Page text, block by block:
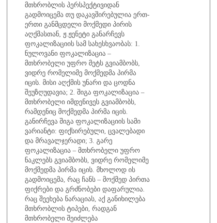
მთხრობლის პერსპექტივიდან
გადმოიცემა თუ დაკავშირებულია ერთ-
ერთი განმცდელი მოქმედი პირის
აღქმასთან, ჟ.ჟენეტი განარჩევს
ფოკალიზაციის სამ სახესხვაობას: 1.
ნულოვანი ფოკალიზაცია –
მთხრობელი უფრო მეტს გვიამბობს,
ვიდრე რომელიმე მოქმედმა პირმა
იცის. მისი აღქმის უნარი და ცოდნა
შეუზღუდავია; 2. შიგა ფოკალიზაცია –
მთხრობელი იმდენივეს გვიამბობს,
რამდენიც მოქმედმა პირმა იცის.
განირჩევა შიგა ფოკალიზაციის სამი
ვარიანტი: ფიქსირებული, ცვალებადი
და მრავალჯერადი; 3. გარე
ფოკალიზაცია – მთხრობელი უფრო
ნაკლებს გვიამბობს, ვიდრე რომელიმე
მოქმედმა პირმა იცის. მხოლოდ ის
გადმოიცემა, რაც ჩანს – მოქმედ პირთა
ფიქრები და გრძნობები დაფარულია.
რაც შეეხება ნარაციას, აქ განიხილება
მთხრობლის ტიპები, რადგან
მთხრობელი შეიძლება